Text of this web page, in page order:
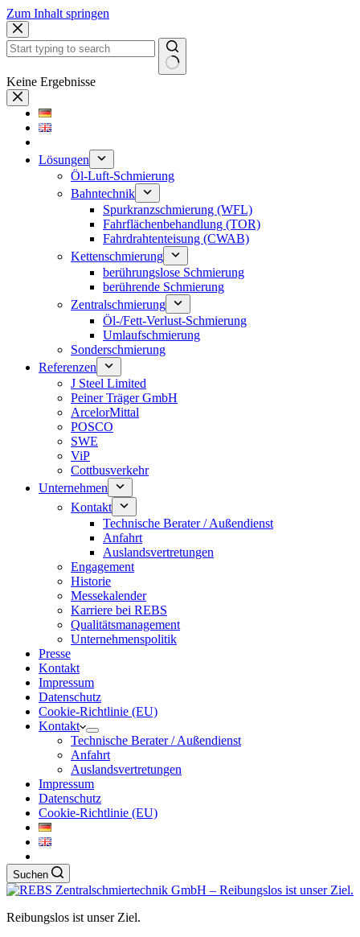
Zum Inhalt springen
Keine Ergebnisse
Lösungen
Öl-Luft-Schmierung
Bahntechnik
Spurkranzschmierung (WFL)
Fahrflächenbehandlung (TOR)
Fahrdrahtenteisung (CWAB)
Kettenschmierung
berührungslose Schmierung
berührende Schmierung
Zentralschmierung
Öl-/Fett-Verlust-Schmierung
Umlaufschmierung
Sonderschmierung
Referenzen
J Steel Limited
Peiner Träger GmbH
ArcelorMittal
POSCO
SWE
ViP
Cottbusverkehr
Unternehmen
Kontakt
Technische Berater / Außendienst
Anfahrt
Auslandsvertretungen
Engagement
Historie
Messekalender
Karriere bei REBS
Qualitätsmanagement
Unternehmenspolitik
Presse
Kontakt
Impressum
Datenschutz
Cookie-Richtlinie (EU)
Kontakt
Technische Berater / Außendienst
Anfahrt
Auslandsvertretungen
Impressum
Datenschutz
Cookie-Richtlinie (EU)
Suchen
Reibungslos ist unser Ziel.